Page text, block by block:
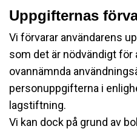
Uppgifternas
Vi förvarar användarens
som det är nödvändigt för
ovannämnda
personuppgifterna i
lagstiftning.
Vi kan dock på grund av